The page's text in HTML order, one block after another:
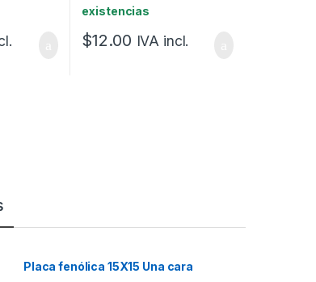
existencias
$12.00 IVA incl.
Placa fenólica 15X15 Una cara